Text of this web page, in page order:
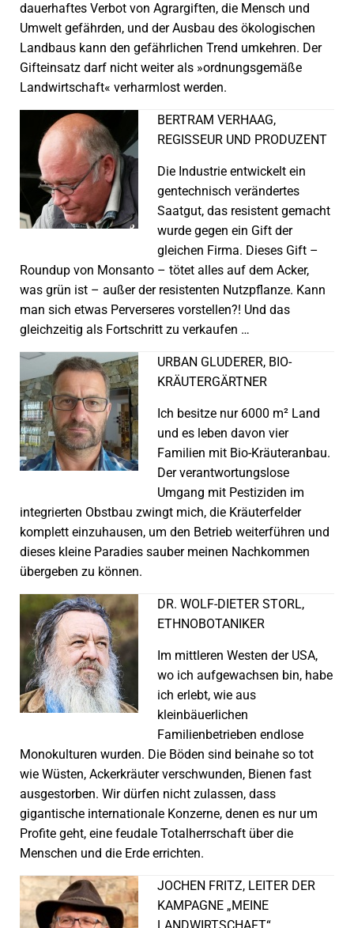
dauerhaftes Verbot von Agrargiften, die Mensch und
Umwelt gefährden, und der Ausbau des ökologischen
Landbaus kann den gefährlichen Trend umkehren. Der
Gifteinsatz darf nicht weiter als »ordnungsgemäße
Landwirtschaft« verharmlost werden.
BERTRAM VERHAAG,
REGISSEUR UND PRODUZENT
Die Industrie entwickelt ein
gentechnisch verändertes
Saatgut, das resistent gemacht
wurde gegen ein Gift der
gleichen Firma. Dieses Gift –
Roundup von Monsanto – tötet alles auf dem Acker,
was grün ist – außer der resistenten Nutzpflanze. Kann
man sich etwas Perverseres vorstellen?! Und das
gleichzeitig als Fortschritt zu verkaufen …
URBAN GLUDERER, BIO-
KRÄUTERGÄRTNER
Ich besitze nur 6000 m² Land
und es leben davon vier
Familien mit Bio-Kräuteranbau.
Der verantwortungslose
Umgang mit Pestiziden im
integrierten Obstbau zwingt mich, die Kräuterfelder
komplett einzuhausen, um den Betrieb weiterführen und
dieses kleine Paradies sauber meinen Nachkommen
übergeben zu können.
DR. WOLF-DIETER STORL,
ETHNOBOTANIKER
Im mittleren Westen der USA,
wo ich aufgewachsen bin, habe
ich erlebt, wie aus
kleinbäuerlichen
Familienbetrieben endlose
Monokulturen wurden. Die Böden sind beinahe so tot
wie Wüsten, Ackerkräuter verschwunden, Bienen fast
ausgestorben. Wir dürfen nicht zulassen, dass
gigantische internationale Konzerne, denen es nur um
Profite geht, eine feudale Totalherrschaft über die
Menschen und die Erde errichten.
JOCHEN FRITZ, LEITER DER
KAMPAGNE „MEINE